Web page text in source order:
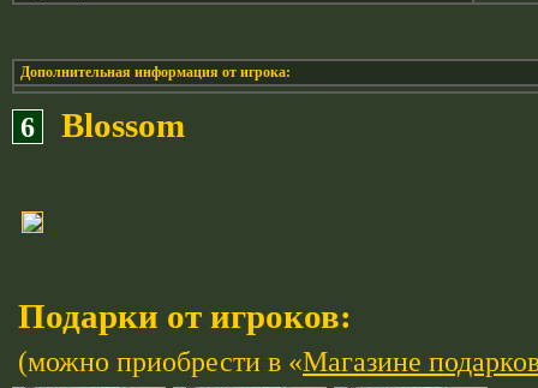
Дополнительная информация от игрока:
6 Blossom
Подарки от игроков:
(можно приобрести в «Магазине